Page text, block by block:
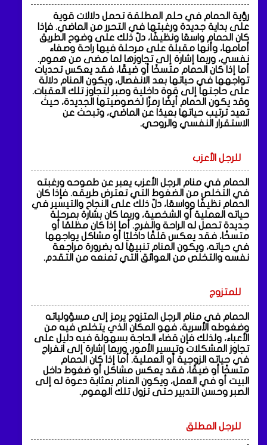
رؤية الحمام في حلم المطلقة تحمل دلالات قوية
على بداية جديدة ورغبتها في التحرر من الماضي. فإذا
كان الحمام واسعًا ونظيفًا، دلّ ذلك على وضوح الطريق
أمامها، وأنها مقبلة على مرحلة فيها راحة وصفاء
نفسي، وربما إشارة إلى تجاوزها لما مضى من هموم.
أما إذا كان الحمام متسخًا أو ضيقًا، فقد يعكس تحديات
تواجهها في حياتها بعد الانفصال، ويكون المنام دلالة
على حاجتها إلى قوة داخلية وصبر لتجاوز تلك العقبات.
وقد يكون الحمام أيضًا رمزًا لخصوصيتها الجديدة، حيث
تعيد ترتيب حياتها بعيدًا عن الماضي، وتبحث عن
الاستقرار النفسي والروحي.
للرجل الأعزب
الحمام في منام الرجل الأعزب يعبر عن طموحه ورغبته
في التخلص من الضغوط التي تعترض طريقه. فإذا كان
الحمام نظيفًا وواسعًا، دلّ ذلك على النجاح والتيسير في
حياته العملية أو الشخصية، وربما كان بشارة بمرحلة
جديدة تحمل له الراحة والفرج. أما إذا كان مظلمًا أو
متسخًا، فقد يعكس قلقًا داخليًا أو مشاكل يواجهها
في حياته، ويكون المنام تنبيهًا له بضرورة مراجعة
نفسه والتخلص من العوائق التي تمنعه من التقدم.
للمتزوج
الحمام في منام الرجل المتزوج يرمز إلى مسؤولياته
وضغوطه الأسرية، فهو المكان الذي يتخلص فيه من
الأعباء، ولذلك فإن قضاء الحاجة بسهولة فيه دليل على
تجاوز المشكلات وتيسير الأمور، وربما إشارة إلى انفراج
في حياته الزوجية أو العملية. أما إذا كان الحمام
متسخًا أو ضيقًا، فقد يعكس مشاكل أو ضغوط داخل
البيت أو في العمل، ويكون المنام بمثابة دعوة له إلى
الصبر وحسن التدبير حتى تزول تلك الهموم.
للرجل المطلق